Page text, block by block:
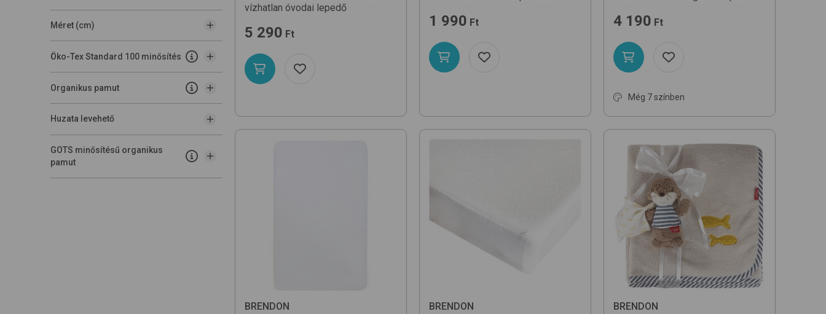
Méret (cm)
Öko-Tex Standard 100 minősítés
Organikus pamut
Huzata levehető
GOTS minősítésű organikus
pamut
vízhatlan óvodai lepedő
5 290 Ft
1 990 Ft 4 190 Ft
Még 7 színben
BRENDON
BRENDON
BRENDON